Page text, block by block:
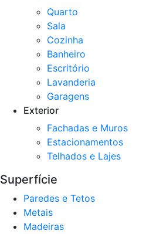
Quarto
Sala
Cozinha​
Banheiro
Escritório
Lavanderia
Garagens
Exterior
Fachadas e Muros
Estacionamentos
Telhados e Lajes
Superfície
Paredes e Tetos
Metais
Madeiras